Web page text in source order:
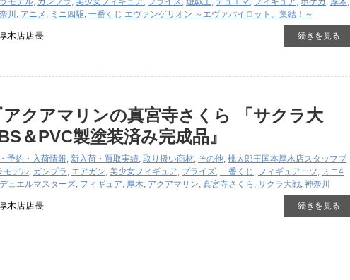
川 , アニメ , ミニ四駆, 一番くじ エヴァンゲリオン ～エヴァパイロット、集結！～
木店店長 続きを見る
アクアマリンの真宮寺さくら ​「サクラ大
＆PVC製塗装済み完成品』
予約・入荷情報, 新入荷・買取実績, 取り扱い商材, その他, 桃太郎王国本厚木店スタッフブ
モデル, ガンプラ , エアガン, 美少女フィギュア, プライズ, 一番くじ , フィギュアーツ, ミニ4
デュエルマスターズ, フィギュア, 厚木, アクアマリン, 真宮寺さくら , サクラ大戦, 神奈川
木店店長 続きを見る